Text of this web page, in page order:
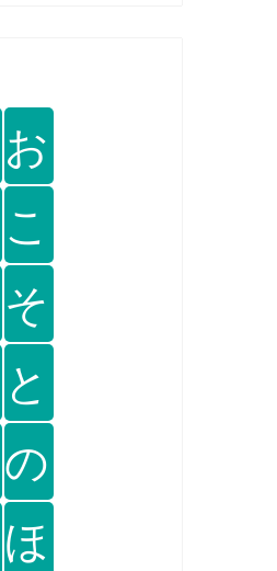
お
こ
そ
と
の
ほ